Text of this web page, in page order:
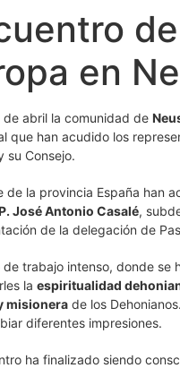
en
de abril la comunidad de
que han acudido los
su Consejo.
de la provincia España han
José Antonio Casalé,
de la delegación de
de trabajo intenso, donde
la espiritualidad
misionera de los
diferentes impresiones.
ha finalizado siendo